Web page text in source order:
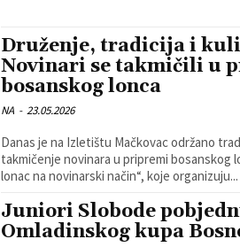
Druženje, tradicija i
Novinari se takmičili u
bosanskog lonca
NA - 23.05.2026
Danas je na Izletištu Mačkovac održano
takmičenje novinara u pripremi bosanskog
lonac na novinarski način“, koje organizuju...
Juniori Slobode
Omladinskog kupa